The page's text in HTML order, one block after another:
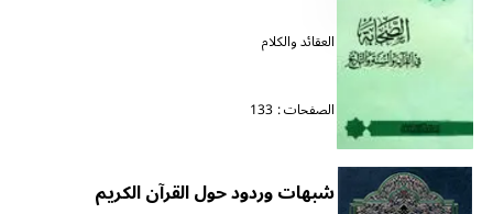
العقائد والكلام
الصفحات : 133
شبهات وردود حول القرآن الكريم